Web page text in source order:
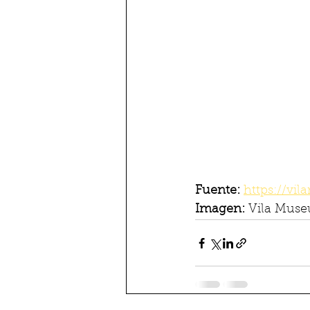
Fuente: https://
Imagen: Vila